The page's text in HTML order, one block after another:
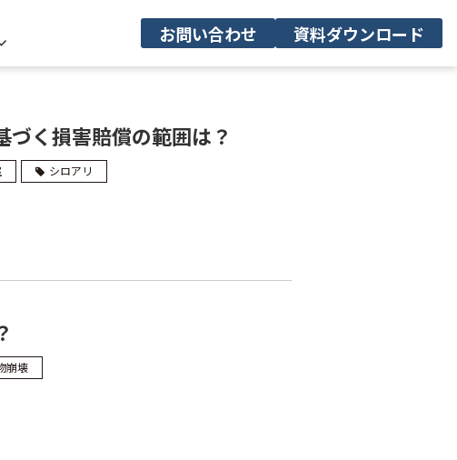
お問い合わせ 資料ダウンロード
く損害賠償の範囲は？
シロアリ
崩壊